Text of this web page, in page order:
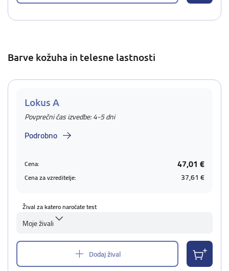
Barve kožuha in telesne lastnosti
Lokus A
Povprečni čas izvedbe: 4-5 dni
Podrobno
Cena: 47,01 €
Cena za vzreditelje: 37,61 €
Žival za katero naročate test
Moje živali
Dodaj žival